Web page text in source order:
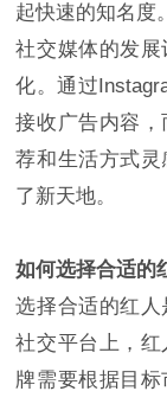
起快速的知名度。
社交媒体的发
化。通过
接收广告内容
荐和生活方式
了新天地。
如何选择合适的
选择合适的红
社交平台上，
牌需要根据目